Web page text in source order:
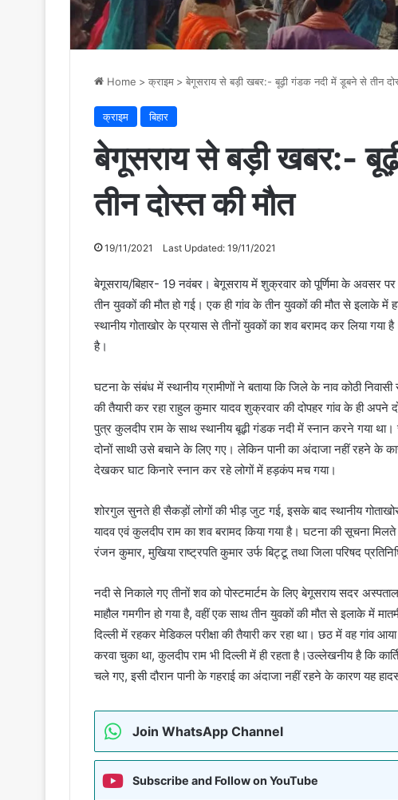
Home > क्राइम > बेगूसराय से बड़ी खबर:- बूढ़ी गंडक नदी में डूबने से तीन
क्राइम बिहार
बेगूसराय से बड़ी खबर:-
तीन दोस्त की मौत
19/11/2021 Last Updated: 19/11/2021
बेगूसराय/बिहार- 19 नवंबर। बेगूसराय में शुक्रवार को पूर्णिमा के
तीन युवकों की मौत हो गई। एक ही गांव के तीन युवकों की मौत से इलाके
स्थानीय गोताखोर के प्रयास से तीनों युवकों का शव बरामद कर लिया
है।
घटना के संबंध में स्थानीय ग्रामीणों ने बताया कि जिले के नाव कोठी
की तैयारी कर रहा राहुल कुमार यादव शुक्रवार की दोपहर गांव के ही
पुत्र कुलदीप राम के साथ स्थानीय बूढ़ी गंडक नदी में स्नान करने गया
दोनों साथी उसे बचाने के लिए गए। लेकिन पानी का अंदाजा नहीं रहने के
देखकर घाट किनारे स्नान कर रहे लोगों में हड़कंप मच गया।
शोरगुल सुनते ही सैकड़ों लोगों की भीड़ जुट गई, इसके बाद स्थानीय
यादव एवं कुलदीप राम का शव बरामद किया गया है। घटना की सूचना
रंजन कुमार, मुखिया राष्ट्रपति कुमार उर्फ बिट्टू तथा जिला परिषद
नदी से निकाले गए तीनों शव को पोस्टमार्टम के लिए बेगूसराय सदर
माहौल गमगीन हो गया है, वहीं एक साथ तीन युवकों की मौत से इलाके में
दिल्ली में रहकर मेडिकल परीक्षा की तैयारी कर रहा था। छठ में वह गांव
करवा चुका था, कुलदीप राम भी दिल्ली में ही रहता है।उल्लेखनीय है कि
चले गए, इसी दौरान पानी के गहराई का अंदाजा नहीं रहने के कारण यह
Join WhatsApp Channel
Subscribe and Follow on YouTube